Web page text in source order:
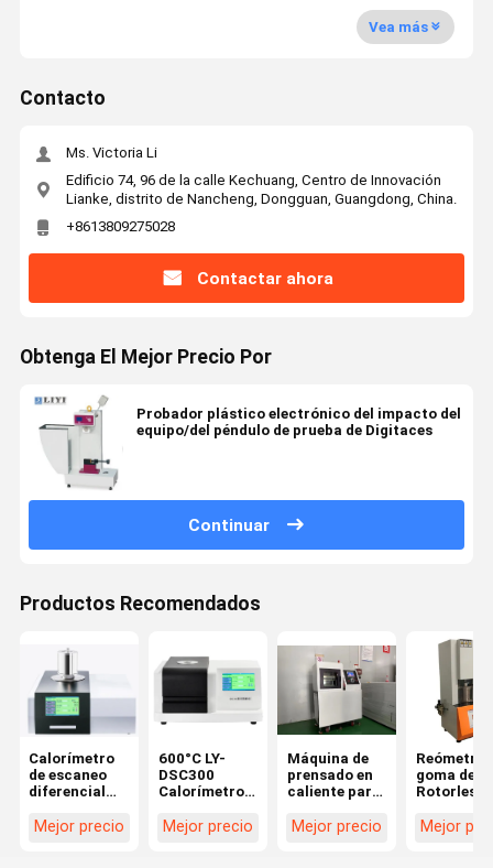
Vea más
Contacto
Ms. Victoria Li
Edificio 74, 96 de la calle Kechuang, Centro de Innovación
Lianke, distrito de Nancheng, Dongguan, Guangdong, China.
+8613809275028
Contactar ahora
Obtenga El Mejor Precio Por
Probador plástico electrónico del impacto del
equipo/del péndulo de prueba de Digitaces
Continuar
Productos Recomendados
Calorímetro
de escaneo
diferencial
Temperatura
Mejor precio
600°C LY-
DSC300
Calorímetro
diferencial
Mejor precio
Máquina de
prensado en
caliente para
Mejor precio
Reómetro
goma de
Rotorless
Mejor